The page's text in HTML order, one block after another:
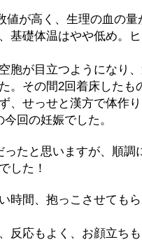
値が高く、生理の血の量
基礎体温はやや低め。
胞が目立つようになり
。その間2回着床したも
、せっせと漢方で体作
回の妊娠でした。
たと思いますが、順調
した！
時間、抱っこさせても
反応もよく、お顔立ち